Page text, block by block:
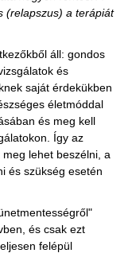
(relapszus) a terápiát
áll: gondos
és
saját érdekükben
életmóddal
és meg kell
Így az
lehet beszélni, a
és szükség esetén
és csak ezt
felépül